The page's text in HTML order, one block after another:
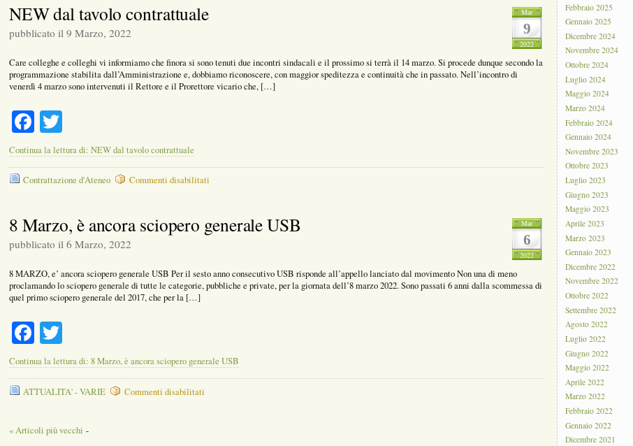
emergenziale
Mar
9
2022
NEW dal tavolo contrattuale
pubblicato il 9 Marzo, 2022
Care colleghe e colleghi vi informiamo che finora si sono tenuti due incontri sindacali e il prossimo si terrà il 14 marzo. Si procede dunque secondo la
programmazione stabilita dall’Amministrazione e, dobbiamo riconoscere, con maggior speditezza e continuità che in passato. Nell’incontro di
venerdì 4 marzo sono intervenuti il Rettore e il Prorettore vicario che, […]
Facebook
Twitter
Continua la lettura di: NEW dal tavolo contrattuale
Contrattazione d'Ateneo Commenti disabilitatisu
contrattuale
Mar
6
2022
8 Marzo, è ancora sciopero generale USB
pubblicato il 6 Marzo, 2022
8 MARZO, e’ ancora sciopero generale USB Per il sesto anno consecutivo USB risponde all’appello lanciato dal movimento Non una di meno
proclamando lo sciopero generale di tutte le categorie, pubbliche e private, per la giornata dell’8 marzo 2022. Sono passati 6 anni dalla scommessa di
quel primo sciopero generale del 2017, che per la […]
Facebook
Twitter
Continua la lettura di: 8 Marzo, è ancora sciopero generale USB
ATTUALITA' - VARIE Commenti disabilitatisu
« Articoli più vecchi -
Febbraio 2025
Gennaio 2025
Dicembre 2024
Novembre 2024
Ottobre 2024
Luglio 2024
Maggio 2024
Marzo 2024
Febbraio 2024
Gennaio 2024
Novembre 2023
Ottobre 2023
Luglio 2023
Giugno 2023
Maggio 2023
Aprile 2023
Marzo 2023
Gennaio 2023
Dicembre 2022
Novembre 2022
Ottobre 2022
Settembre 2022
Agosto 2022
Luglio 2022
Giugno 2022
Maggio 2022
Aprile 2022
Marzo 2022
Febbraio 2022
Gennaio 2022
Dicembre 2021